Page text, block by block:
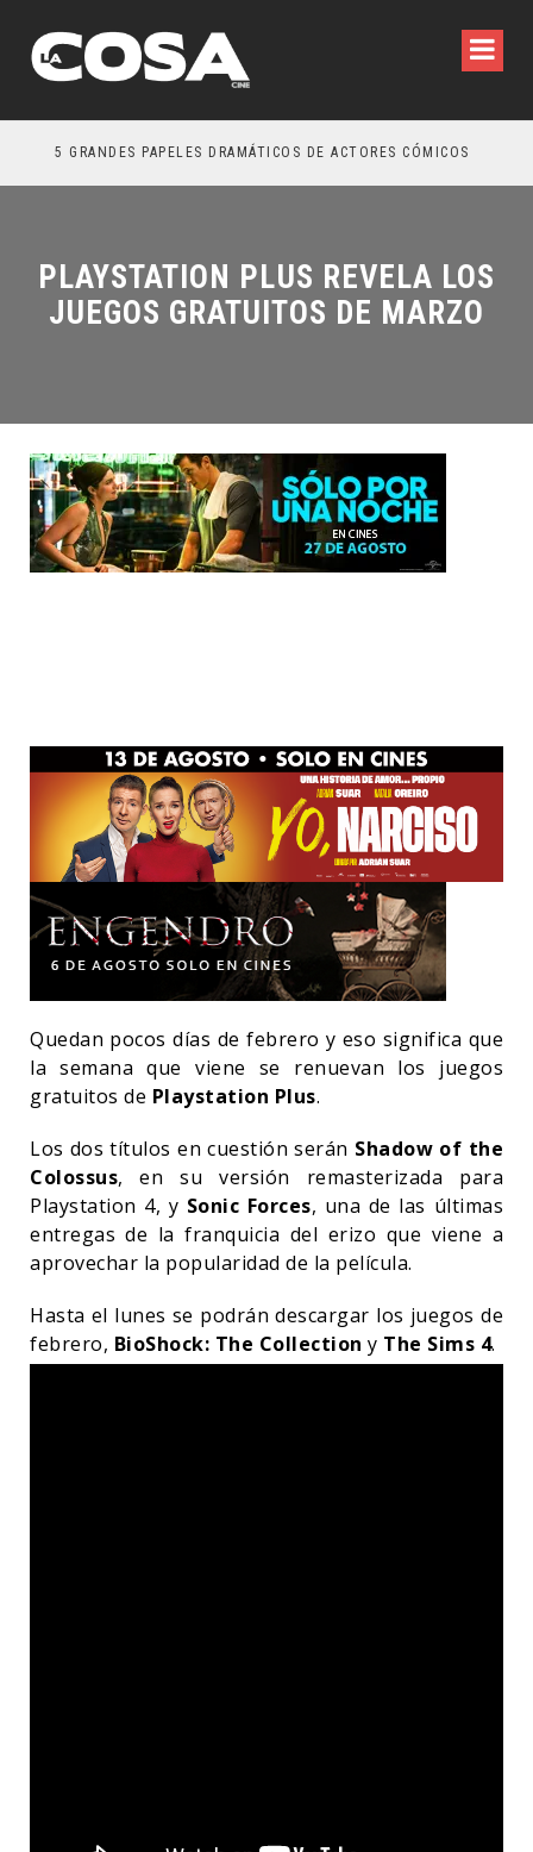
5 GRANDES PAPELES DRAMÁTICOS DE ACTORES CÓMICOS
PLAYSTATION PLUS REVELA LOS
JUEGOS GRATUITOS DE MARZO
Quedan pocos días de febrero y eso significa que
la semana que viene se renuevan los juegos
gratuitos de Playstation Plus.
Los dos títulos en cuestión serán Shadow of the
Colossus, en su versión remasterizada para
Playstation 4, y Sonic Forces, una de las últimas
entregas de la franquicia del erizo que viene a
aprovechar la popularidad de la película.
Hasta el lunes se podrán descargar los juegos de
febrero, BioShock: The Collection y The Sims 4.